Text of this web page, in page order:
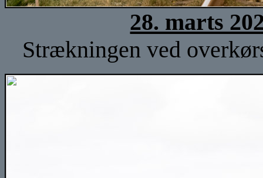
28. marts
Strækningen ved